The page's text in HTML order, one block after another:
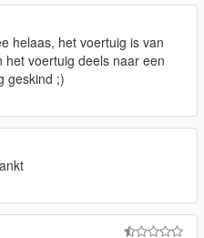
helaas, het voertuig is van
het voertuig deels naar een
geskind ;)